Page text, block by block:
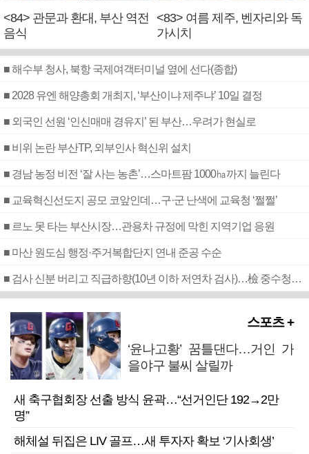
<84> 관문과 환대, 부산 역전
음식
<83> 여름 제주, 벤자리와 독
가시치
■ 해수부 청사, 북항 국제여객터미널 옆에 선다(종합)
■ 2028 유엔 해양총회 개최지, ‘부산이냐 제주냐’ 10일 결정
■ 외국인 선원 ‘인신매매 경유지’ 된 부산…우려가 현실로
■ 비위 논란 부산TP, 외부인사 혁신위 설치
■ 경남 농정 비전 ‘잘 사는 농촌’…스마트팜 1000㏊까지 늘린다
■ 교육혁신선도지 공모 코앞인데…구·군 난색에 교육청 ‘쩔쩔’
■ 르노 못 타는 부산시장…관용차 규정에 막힌 지역기업 응원
■ 마산 원도심 행정·주거복합단지 연내 준공 수순
■ 검사 신분 버리고 직급하향(10년 이하 저연차 검사)…檢 중수청행 기피
스포츠 +
‘윤나고황’ 꿈틀댄다…거인 가
을야구 불씨 살릴까
새 축구협회장 선출 방식 윤곽…“선거인단 192→2만
명”
해체설 뒤집은 LIV 골프…새 투자자 확보 ‘기사회생’